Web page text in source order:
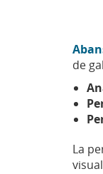
de
La
20